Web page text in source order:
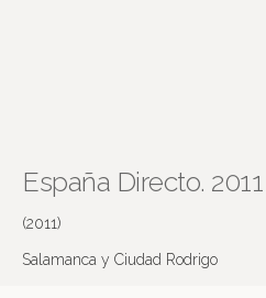
España Directo. 2011
(2011)
Salamanca y Ciudad Rodrigo